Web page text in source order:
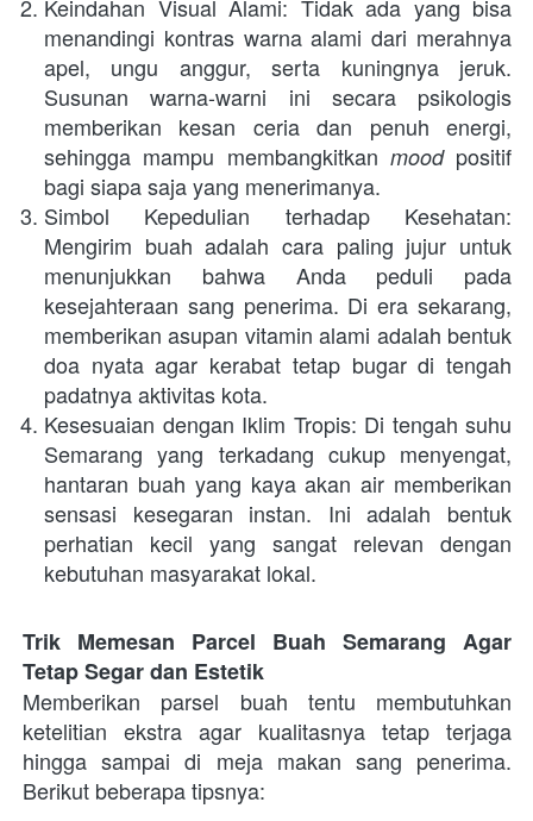
Keindahan Visual Alami: Tidak ada yang bisa
menandingi kontras warna alami dari merahnya
apel, ungu anggur, serta kuningnya jeruk.
Susunan warna-warni ini secara psikologis
memberikan kesan ceria dan penuh energi,
sehingga mampu membangkitkan mood positif
bagi siapa saja yang menerimanya.
Simbol Kepedulian terhadap Kesehatan:
Mengirim buah adalah cara paling jujur untuk
menunjukkan bahwa Anda peduli pada
kesejahteraan sang penerima. Di era sekarang,
memberikan asupan vitamin alami adalah bentuk
doa nyata agar kerabat tetap bugar di tengah
padatnya aktivitas kota.
Kesesuaian dengan Iklim Tropis: Di tengah suhu
Semarang yang terkadang cukup menyengat,
hantaran buah yang kaya akan air memberikan
sensasi kesegaran instan. Ini adalah bentuk
perhatian kecil yang sangat relevan dengan
kebutuhan masyarakat lokal.
Trik Memesan Parcel Buah Semarang Agar
Tetap Segar dan Estetik
Memberikan parsel buah tentu membutuhkan
ketelitian ekstra agar kualitasnya tetap terjaga
hingga sampai di meja makan sang penerima.
Berikut beberapa tipsnya: